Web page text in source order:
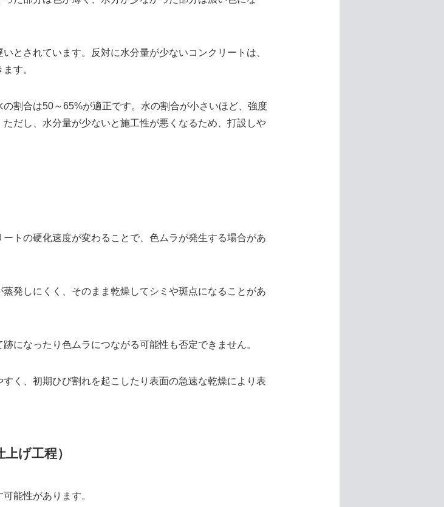
とされています。反対に水分量が少ないコンクリートは、
す。
割合は50～65%が適正です。水の割合が小さいほど、強度
だし、水分量が少ないと施工性が悪くなるため、打設しや
トの硬化速度が変わることで、色ムラが発生する場合があ
発しにくく、そのまま乾燥してシミや斑点になることがあ
になったり色ムラにつながる可能性も否定できません。
く、初期ひび割れを起こしたり表面の急速な乾燥により表
げ工程）
能性があります。